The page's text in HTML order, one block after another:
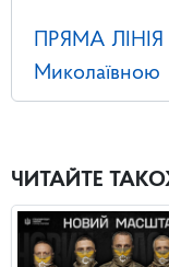
ПРЯМА ЛІНІЯ
Миколаївною
ЧИТАЙТЕ